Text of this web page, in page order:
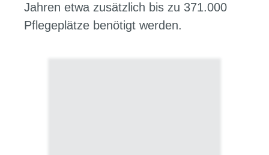
Jahren etwa zusätzlich bis zu 371.000
Pflegeplätze benötigt werden.